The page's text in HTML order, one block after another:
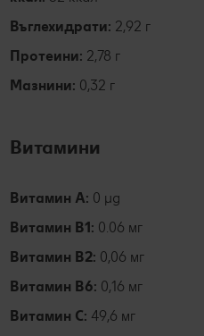
Въглехидрати: 2,92 г
Протеини: 2,78 г
Мазнини: 0,32 г
Витамини
Витамин А: 0 µg
Витамин B1: 0.06 мг
Витамин B2: 0,06 мг
Витамин B6: 0,16 мг
Витамин C: 49,6 мг